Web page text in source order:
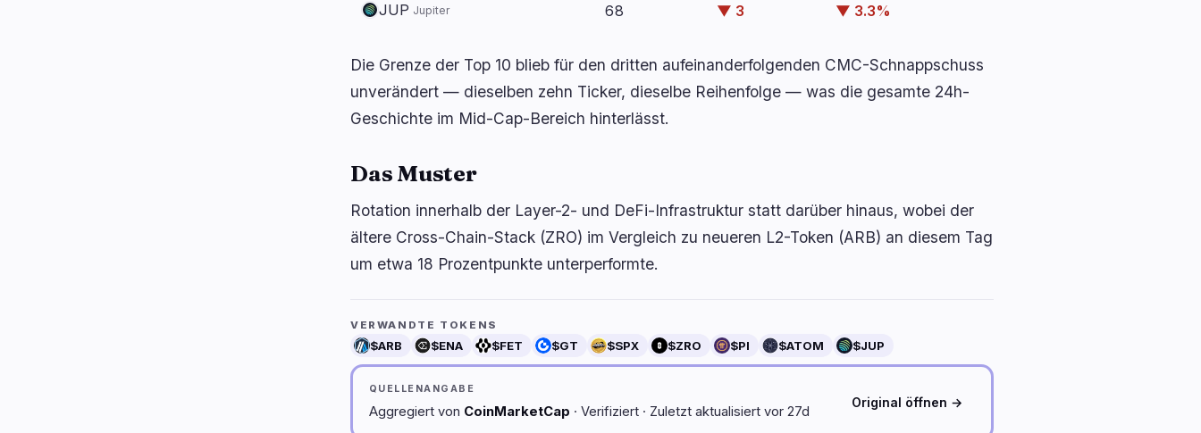
JUP Jupiter 68 ▼ 3 ▼ 3.3%
Die Grenze der Top 10 blieb für den dritten aufeinanderfolgenden CMC-Schnappschuss
unverändert — dieselben zehn Ticker, dieselbe Reihenfolge — was die gesamte 24h-
Geschichte im Mid-Cap-Bereich hinterlässt.
Das Muster
Rotation innerhalb der Layer-2- und DeFi-Infrastruktur statt darüber hinaus, wobei der
ältere Cross-Chain-Stack (ZRO) im Vergleich zu neueren L2-Token (ARB) an diesem Tag
um etwa 18 Prozentpunkte unterperformte.
VERWANDTE TOKENS
$ARB $ENA $FET $GT $SPX $ZRO $PI $ATOM $JUP
QUELLENANGABE
Aggregiert von CoinMarketCap · Verifiziert · Zuletzt aktualisiert vor 27d
Original öffnen →